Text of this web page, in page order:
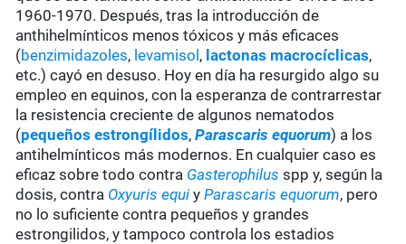
1960-1970. Después, tras la introducción de
anthihelmínticos menos tóxicos y más eficaces
(benzimidazoles, levamisol , lactonas macrocíclicas,
etc.) cayó en desuso. Hoy en día ha resurgido algo su
empleo en equinos, con la esperanza de contrarrestar
la resistencia creciente de algunos nematodos
(pequeños estrongílidos,Parascaris equorum) a los
antihelmínticos más modernos. En cualquier caso es
eficaz sobre todo contra Gasterophilusspp y, según la
dosis, contra Oxyuris equi yParascaris equorum, pero
no lo suficiente contra pequeños y grandes
estrongilidos, y tampoco controla los estadios